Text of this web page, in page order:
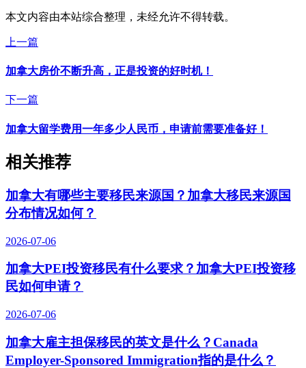
本文内容由本站综合整理，未经允许不得转载。
上一篇
加拿大房价不断升高，正是投资的好时机！
下一篇
加拿大留学费用一年多少人民币，申请前需要准备好！
相关推荐
加拿大有哪些主要移民来源国？加拿大移民来源国
分布情况如何？
2026-07-06
加拿大PEI投资移民有什么要求？加拿大PEI投资移
民如何申请？
2026-07-06
加拿大雇主担保移民的英文是什么？Canada
Employer-Sponsored Immigration指的是什么？